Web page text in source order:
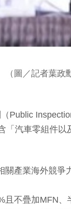
圖／記者葉政
Public
汽車零組件
產業海外競爭
不疊加MFN